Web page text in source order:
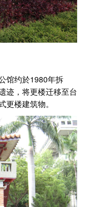
馆约於1980年拆
迹，将更楼迁移至台
楼建筑物。